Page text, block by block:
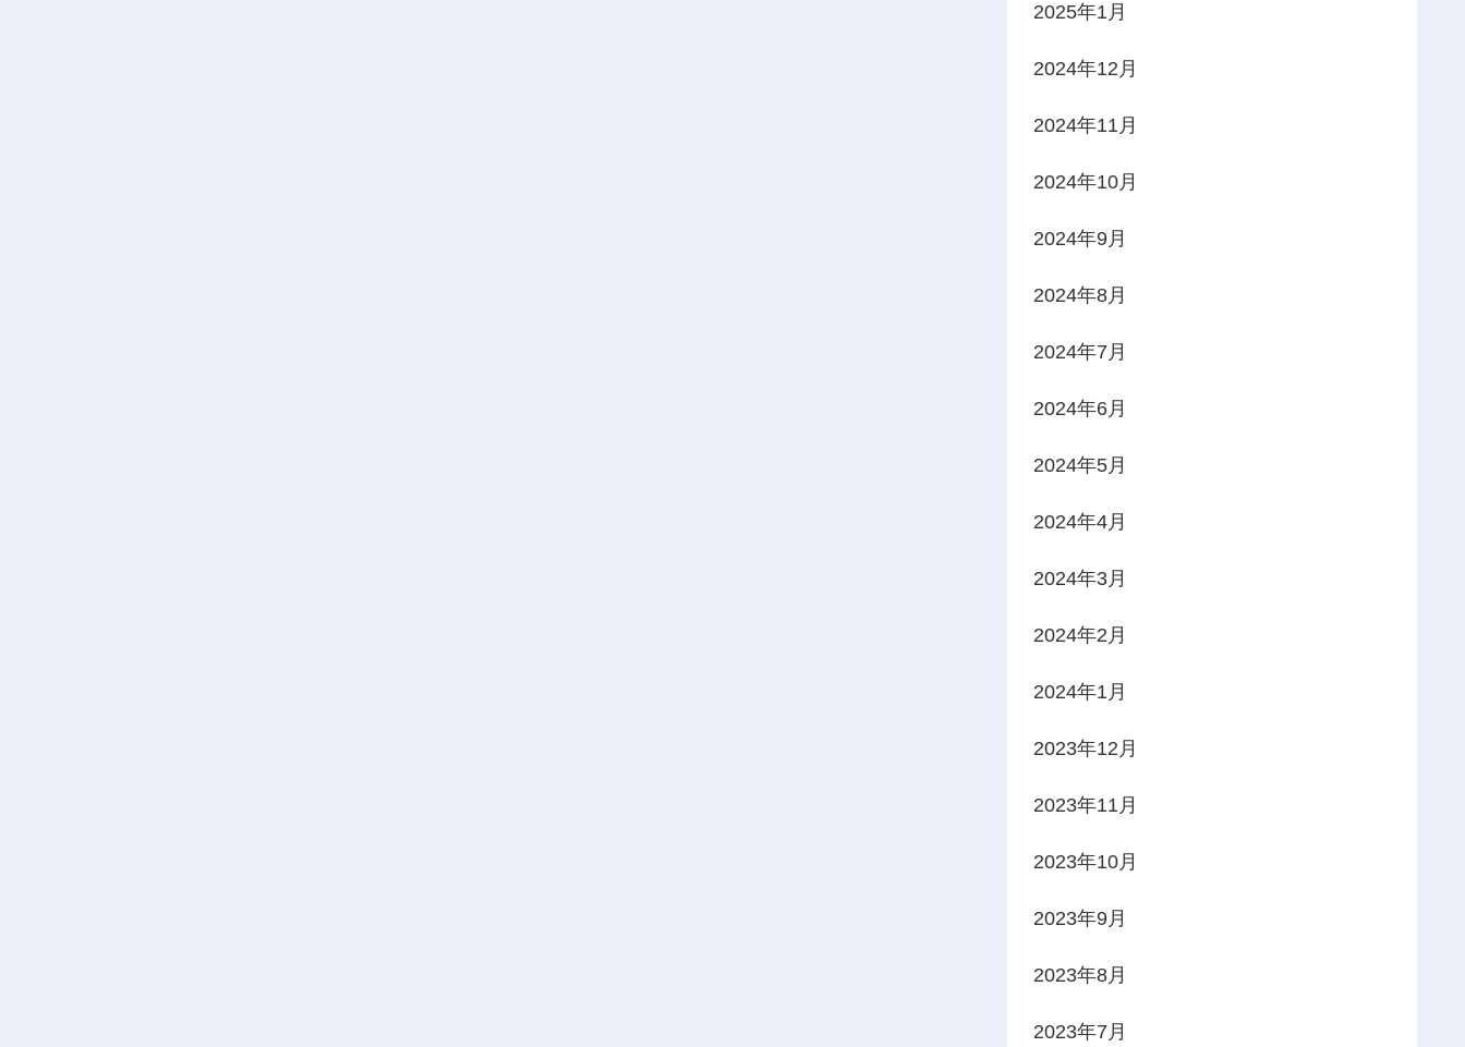
2025年1月
2024年12月
2024年11月
2024年10月
2024年9月
2024年8月
2024年7月
2024年6月
2024年5月
2024年4月
2024年3月
2024年2月
2024年1月
2023年12月
2023年11月
2023年10月
2023年9月
2023年8月
2023年7月